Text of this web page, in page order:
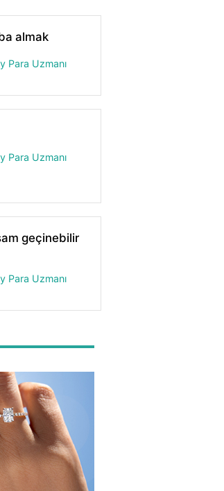
almak
Para Uzmanı
Para Uzmanı
geçinebilir
Para Uzmanı